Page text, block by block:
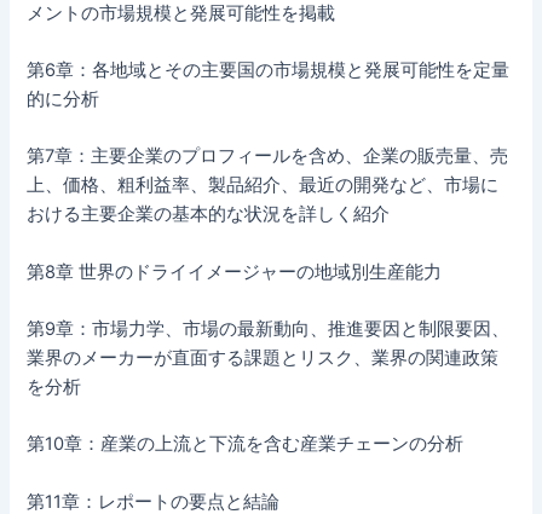
メントの市場規模と発展可能性を掲載
第6章：各地域とその主要国の市場規模と発展可能性を定量
的に分析
第7章：主要企業のプロフィールを含め、企業の販売量、売
上、価格、粗利益率、製品紹介、最近の開発など、市場に
おける主要企業の基本的な状況を詳しく紹介
第8章 世界のドライイメージャーの地域別生産能力
第9章：市場力学、市場の最新動向、推進要因と制限要因、
業界のメーカーが直面する課題とリスク、業界の関連政策
を分析
第10章：産業の上流と下流を含む産業チェーンの分析
第11章：レポートの要点と結論